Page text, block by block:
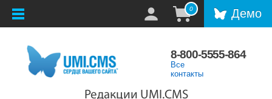
0 Демо
8-800-5555-864
Все
контакты
Редакции UMI.CMS